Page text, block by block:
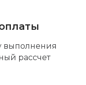
выполнения
рассчет